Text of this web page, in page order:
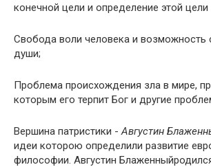
конечной цели и определение этой
Свобода воли человека и возможность
души;
Проблема происхождения зла в мире,
которым его терпит Бог и другие
Вершина патристики -Августин
идеи которою определили развитие
философии. Августин